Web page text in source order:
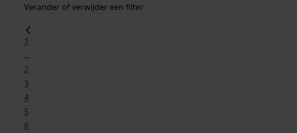
Verander of verwijder een filter
1
...
2
3
4
5
6